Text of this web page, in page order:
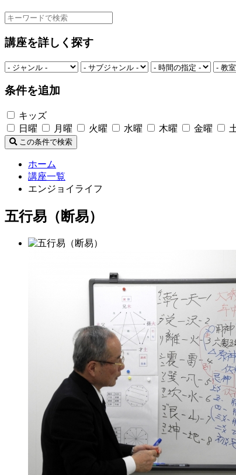
講座を詳しく探す
条件を追加
キッズ
日曜
月曜 火曜 水曜 木曜 金曜
この条件で検索
ホーム
講座一覧
エンジョイライフ
五行易（断易）